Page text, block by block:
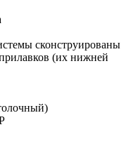
сконструированы
(их нижней